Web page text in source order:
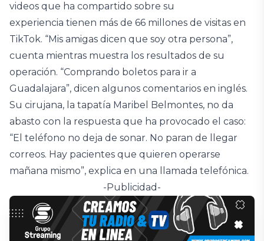
videos que ha compartido sobre su
experiencia tienen más de 66 millones de visitas en
TikTok. “Mis amigas dicen que soy otra persona”,
cuenta mientras muestra los resultados de su
operación. “Comprando boletos para ir a
Guadalajara”, dicen algunos comentarios en inglés.
Su cirujana, la tapatía Maribel Belmontes, no da
abasto con la respuesta que ha provocado el caso:
“El teléfono no deja de sonar. No paran de llegar
correos. Hay pacientes que quieren operarse
mañana mismo”, explica en una llamada telefónica.
-Publicidad-